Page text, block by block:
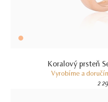
Koralový prsteň
Vyrobíme a
2